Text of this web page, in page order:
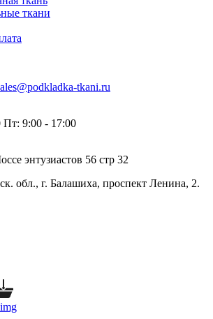
ткани
tkani.ru
9:00 - 17:00
энтузиастов 56 стр 32
обл., г. Балашиха, проспект Ленина, 2.